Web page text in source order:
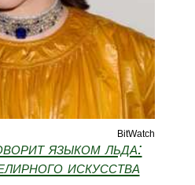
BitWatch
языком льда:
искусства